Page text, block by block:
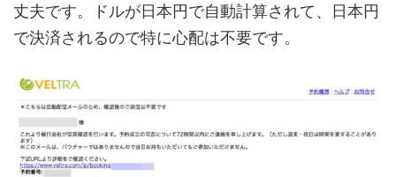
丈夫です。ドルが日本円で自動計算されて、日本円
で決済されるので特に心配は不要です。